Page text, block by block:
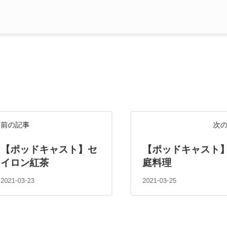
前の記事
【ポッドキャスト】セ
イロン紅茶
2021-03-23
次
【ポッドキャスト
庭料理
2021-03-25